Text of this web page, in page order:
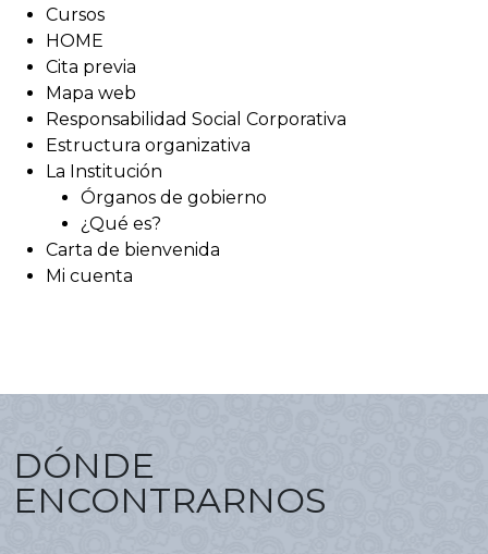
Cursos
HOME
Cita previa
Mapa web
Responsabilidad Social Corporativa
Estructura organizativa
La Institución
Órganos de gobierno
¿Qué es?
Carta de bienvenida
Mi cuenta
DÓNDE
ENCONTRARNOS